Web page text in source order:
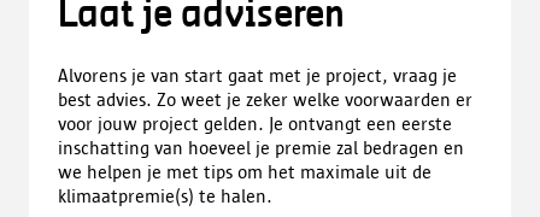
Laat je adviseren
Alvorens je van start gaat met je project, vraag je
best advies. Zo weet je zeker welke voorwaarden er
voor jouw project gelden. Je ontvangt een eerste
inschatting van hoeveel je premie zal bedragen en
we helpen je met tips om het maximale uit de
klimaatpremie(s) te halen.